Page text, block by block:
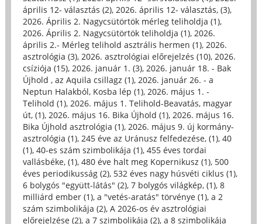
április 12- választás (2), 2026. április 12- választás, (3),
2026. Április 2. Nagycsütörtök mérleg teliholdja (1),
2026. Április 2. Nagycsütörtök teliholdja (1), 2026.
április 2.- Mérleg telihold asztrális hermen (1), 2026.
asztrológia (3), 2026. asztrológiai előrejelzés (10), 2026.
csíziója (15), 2026. január 1. (3), 2026. január 18. - Bak
Újhold , az Aquila csillagz (1), 2026. január 26. - a
Neptun Halakból, Kosba lép (1), 2026. május 1. -
Telihold (1), 2026. május 1. Telihold-Beavatás, magyar
út, (1), 2026. május 16. Bika Újhold (1), 2026. május 16.
Bika Újhold asztrológia (1), 2026. május 9. új kormány-
asztrológia (1), 245 éve az Uránusz felfedezése, (1), 40
(1), 40-es szám szimbolikája (1), 455 éves tordai
vallásbéke, (1), 480 éve halt meg Kopernikusz (1), 500
éves periodikusság (2), 532 éves nagy húsvéti ciklus (1),
6 bolygós "együtt-látás" (2), 7 bolygós világkép, (1), 8
milliárd ember (1), a "vetés-aratás" törvénye (1), a 2
szám szimbolikája (2), A 2026-os év asztrológiai
előrejelzése (2), a 7 szimbolikája (2), a 8 szimbolikája